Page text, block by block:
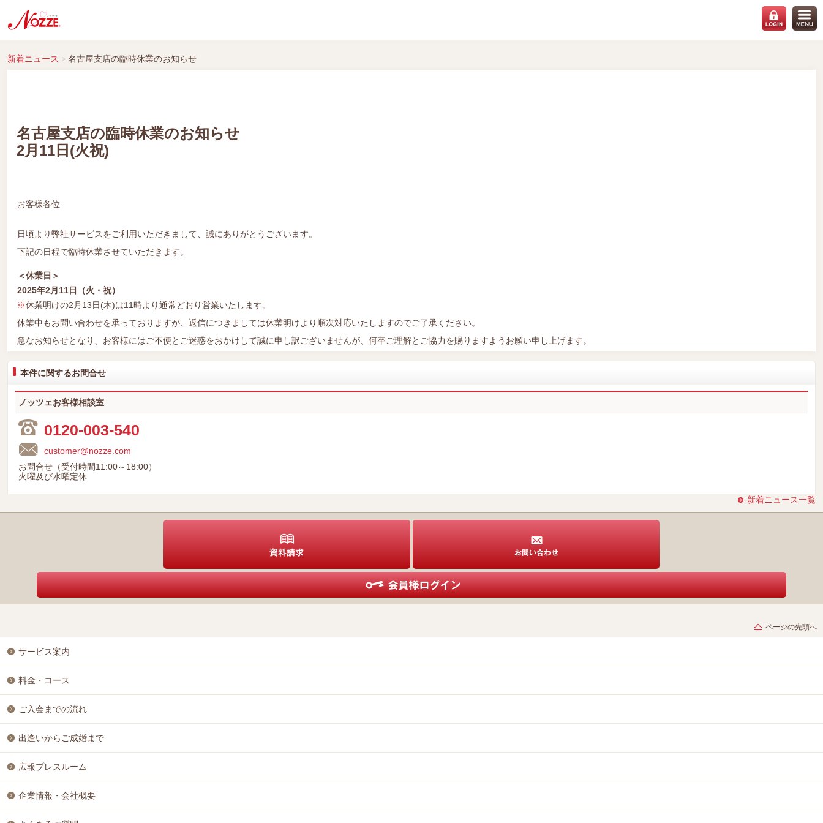
新着ニュース 名古屋支店の臨時休業のお知らせ
名古屋支店の臨時休業のお知らせ
2月11日(火祝)
お客様各位
日頃より弊社サービスをご利用いただきまして、誠にありがとうございます。
下記の日程で臨時休業させていただきます。
＜休業日＞
2025年2月11日（火・祝）
※休業明けの2月13日(木)は11時より通常どおり営業いたします。
休業中もお問い合わせを承っておりますが、返信につきましては休業明けより順次対応いたしますのでご了承ください。
急なお知らせとなり、お客様にはご不便とご迷惑をおかけして誠に申し訳ございませんが、何卒ご理解とご協力を賜りますようお願い申し上げます。
本件に関するお問合せ
ノッツェお客様相談室
0120-003-540
customer@nozze.com
お問合せ（受付時間11:00～18:00）
火曜及び水曜定休
新着ニュース一覧
ページの先頭へ
サービス案内
料金・コース
ご入会までの流れ
出逢いからご成婚まで
広報プレスルーム
企業情報・会社概要